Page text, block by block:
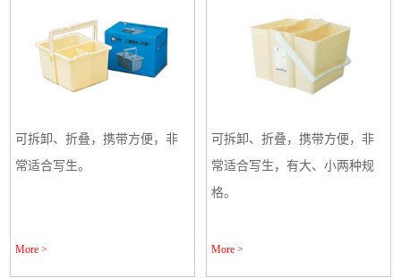
可拆卸、折叠，携带方便，非
常适合写生。
More >
可拆卸、折叠，携带方便，非
常适合写生，有大、小两种规
格。
More >